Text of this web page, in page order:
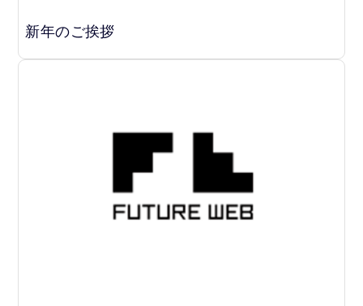
新年のご挨拶